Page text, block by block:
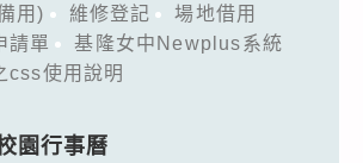
用)
維修登記
場地借用
請單
基隆女中Newplus系統
css使用說明
園行事曆